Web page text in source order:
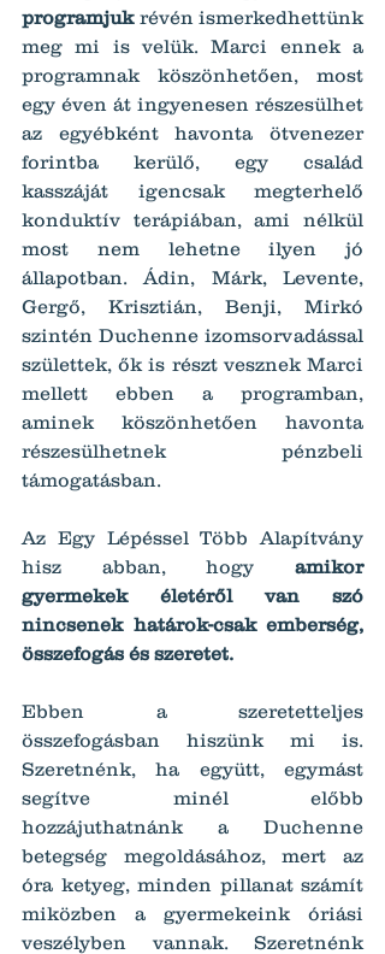
programjuk révén ismerkedhettünk
meg mi is velük. Marci ennek a
programnak köszönhetően, most
egy éven át ingyenesen részesülhet
az egyébként havonta ötvenezer
forintba kerülő, egy család
kasszáját igencsak megterhelő
konduktív terápiában, ami nélkül
most nem lehetne ilyen jó
állapotban. Ádin, Márk, Levente,
Gergő, Krisztián, Benji, Mirkó
szintén Duchenne izomsorvadással
születtek, ők is részt vesznek Marci
mellett ebben a programban,
aminek köszönhetően havonta
részesülhetnek pénzbeli
támogatásban.
Az Egy Lépéssel Több Alapítvány
hisz abban, hogy amikor
gyermekek életéről van szó
nincsenek határok-csak emberség,
összefogás és szeretet.
Ebben a szeretetteljes
összefogásban hiszünk mi is.
Szeretnénk, ha együtt, egymást
segítve minél előbb
hozzájuthatnánk a Duchenne
betegség megoldásához, mert az
óra ketyeg, minden pillanat számít
miközben a gyermekeink óriási
veszélyben vannak. Szeretnénk